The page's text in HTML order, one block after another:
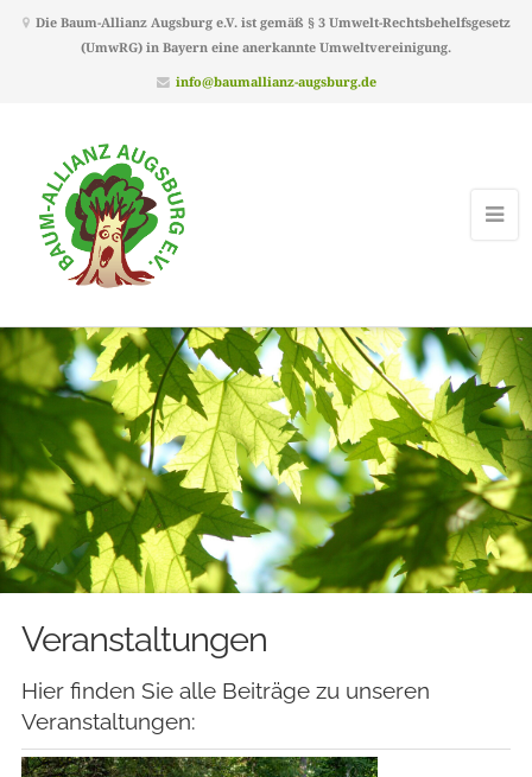
Die Baum-Allianz Augsburg e.V. ist gemäß § 3 Umwelt-Rechtsbehelfsgesetz
(UmwRG) in Bayern eine anerkannte Umweltvereinigung.
info@baumallianz-augsburg.de
Veranstaltungen
Hier finden Sie alle Beiträge zu unseren
Veranstaltungen: